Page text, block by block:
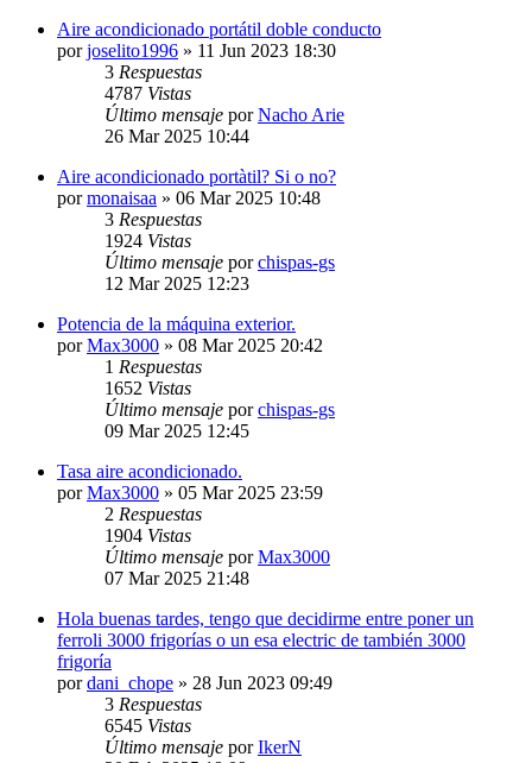
Aire acondicionado portátil doble conducto
porjoselito1996 » 11 Jun 2023 18:30
3 Respuestas
4787 Vistas
Último mensaje porNacho Arie
26 Mar 2025 10:44
Aire acondicionado portàtil? Si o no?
pormonaisaa » 06 Mar 2025 10:48
3 Respuestas
1924 Vistas
Último mensaje porchispas-gs
12 Mar 2025 12:23
Potencia de la máquina exterior.
porMax3000 » 08 Mar 2025 20:42
1 Respuestas
1652 Vistas
Último mensaje porchispas-gs
09 Mar 2025 12:45
Tasa aire acondicionado.
porMax3000 » 05 Mar 2025 23:59
2 Respuestas
1904 Vistas
Último mensaje porMax3000
07 Mar 2025 21:48
Hola buenas tardes, tengo que decidirme entre poner un
ferroli 3000 frigorías o un esa electric de también 3000
frigoría
pordani_chope » 28 Jun 2023 09:49
3 Respuestas
6545 Vistas
Último mensaje porIkerN